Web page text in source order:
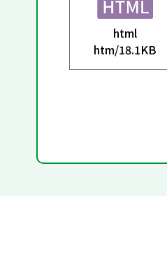
html
htm/18.1KB